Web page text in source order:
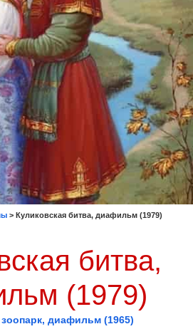
> Куликовская битва, диафильм (1979)
битва,
(1979)
диафильм (1965)